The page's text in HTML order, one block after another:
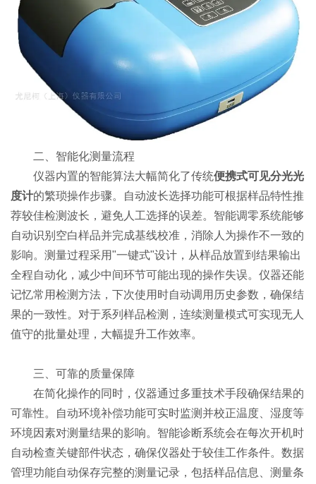
二、智能化测量流程
仪器内置的智能算法大幅简化了传统便携式可见分光光
度计的繁琐操作步骤。自动波长选择功能可根据样品特性推
荐较佳检测波长，避免人工选择的误差。智能调零系统能够
自动识别空白样品并完成基线校准，消除人为操作不一致的
影响。测量过程采用"一键式"设计，从样品放置到结果输出
全程自动化，减少中间环节可能出现的操作失误。仪器还能
记忆常用检测方法，下次使用时自动调用历史参数，确保结
果的一致性。对于系列样品检测，连续测量模式可实现无人
值守的批量处理，大幅提升工作效率。
三、可靠的质量保障
在简化操作的同时，仪器通过多重技术手段确保结果的
可靠性。自动环境补偿功能可实时监测并校正温度、湿度等
环境因素对测量结果的影响。智能诊断系统会在每次开机时
自动检查关键部件状态，确保仪器处于较佳工作条件。数据
管理功能自动保存完整的测量记录，包括样品信息、测量条